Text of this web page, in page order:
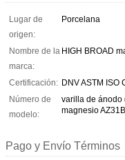
Lugar de
origen:
Porcelana
Nombre de la
marca:
HIGH BROAD
Certificación: DNV ASTM ISO
Número de
modelo:
varilla de ánodo
magnesio
Pago y Envío Términos